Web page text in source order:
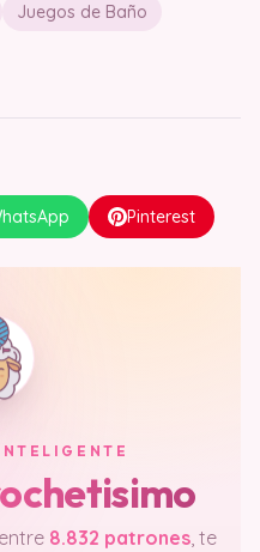
Juegos de Baño
Pinterest
8.832 patrones, te